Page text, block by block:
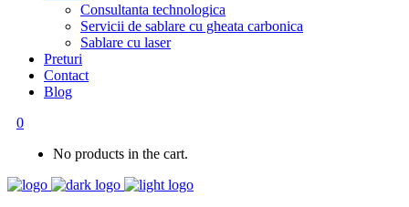
Consultanta technologica
Servicii de sablare cu gheata carbonica
Sablare cu laser
Preturi
Contact
Blog
0
No products in the cart.